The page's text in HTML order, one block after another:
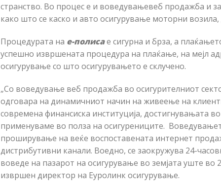
странство. Во процес е и воведувањевеб продажба и
како што се каско и авто осигурување моторни
Процедурата на е-полисае сигурна и брза, а
успешно извршената процедура на плаќање, на мејл
осигурување со што осигурувањето е склучено.
„Со воведување веб продажба во осигурителниот
одговара на динамичниот начин на живеење на
современа финансиска институција, достигнувањата
применуваме во полза на осигурениците.
проширување на веќе воспоставената интернет
дистрибутивни канали. Воедно, се заокружува 24-
воведе на пазарот на осигурување во земјата уште во
извршен директор на Еуролинк осигурување.